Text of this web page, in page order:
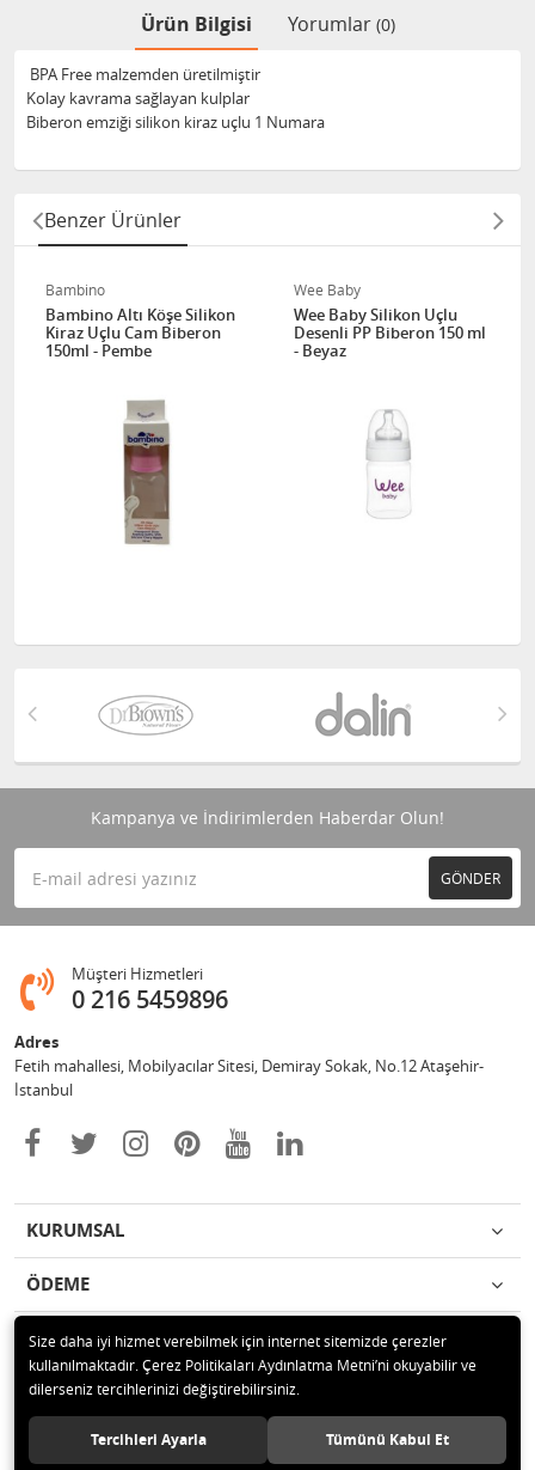
Ürün Bilgisi Yorumlar (0)
BPA Free malzemden üretilmiştir
Kolay kavrama sağlayan kulplar
Biberon emziği silikon kiraz uçlu 1 Numara
Benzer Ürünler
Bambino
Bambino Altı Köşe Silikon
Kiraz Uçlu Cam Biberon
150ml - Pembe
Wee Baby
Wee Baby Silikon Uçlu
Desenli PP Biberon 150 ml
- Beyaz
Kampanya ve İndirimlerden Haberdar Olun!
GÖNDER
Müşteri Hizmetleri
0 216 5459896
Adres
Fetih mahallesi, Mobilyacılar Sitesi, Demiray Sokak, No.12 Ataşehir-
İstanbul
KURUMSAL
ÖDEME
İLETİŞİM
© 2020 Leylek Mağazacılık Hizmetleri Ltd. Şti. Tüm hakları saklıdır.
Size daha iyi hizmet verebilmek için internet sitemizde çerezler
kullanılmaktadır. Çerez Politikaları Aydınlatma Metni’ni okuyabilir ve
dilerseniz tercihlerinizi değiştirebilirsiniz.
Tercihleri Ayarla Tümünü Kabul Et